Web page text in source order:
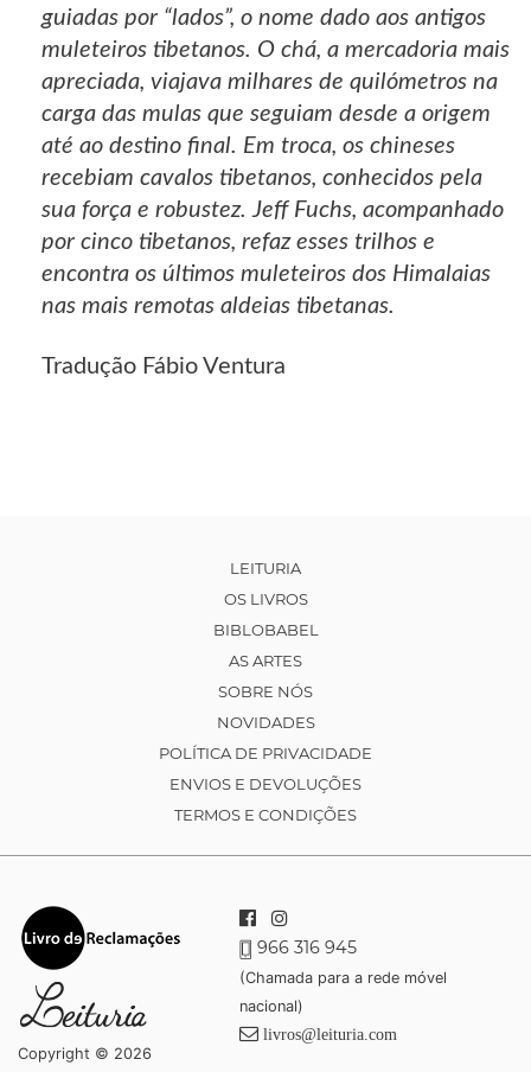
guiadas por “lados”, o nome dado aos antigos
muleteiros tibetanos. O chá, a mercadoria mais
apreciada, viajava milhares de quilómetros na
carga das mulas que seguiam desde a origem
até ao destino final. Em troca, os chineses
recebiam cavalos tibetanos, conhecidos pela
sua força e robustez. Jeff Fuchs, acompanhado
por cinco tibetanos, refaz esses trilhos e
encontra os últimos muleteiros dos Himalaias
nas mais remotas aldeias tibetanas.
Tradução Fábio Ventura
LEITURIA
OS LIVROS
BIBLOBABEL
AS ARTES
SOBRE NÓS
NOVIDADES
POLÍTICA DE PRIVACIDADE
ENVIOS E DEVOLUÇÕES
TERMOS E CONDIÇÕES
Copyright © 2026
966 316 945
(Chamada para a rede móvel
nacional)
livros@leituria.com